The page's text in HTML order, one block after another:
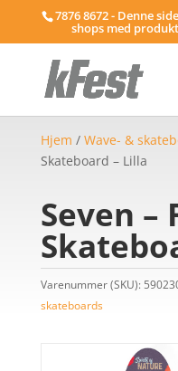
7876 8672 - Denne
shops med
Hjem / Wave- &
Skateboard – Lilla
Seven –
Varenummer (SKU):
skateboards